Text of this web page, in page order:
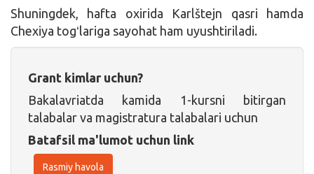
Shuningdek, hafta oxirida Karlštejn qasri hamda
Chexiya togʻlariga sayohat ham uyushtiriladi.
Grant kimlar uchun?
Bakalavriatda kamida 1-kursni bitirgan
talabalar va magistratura talabalari uchun
Batafsil ma'lumot uchun link
Rasmiy havola